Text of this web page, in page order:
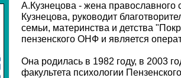
А.Кузнецова - жена православного
Кузнецова, руководит
семьи, материнства и детства
пензенского ОНФ и является
Она родилась в 1982 году, в 2003
факультета психологии